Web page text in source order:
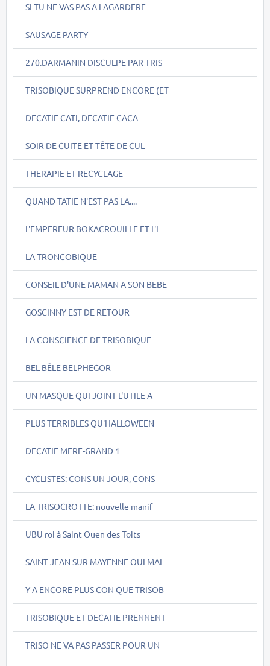
SI TU NE VAS PAS A LAGARDERE
SAUSAGE PARTY
270.DARMANIN DISCULPE PAR TRIS
TRISOBIQUE SURPREND ENCORE (ET
DECATIE CATI, DECATIE CACA
SOIR DE CUITE ET TÊTE DE CUL
THERAPIE ET RECYCLAGE
QUAND TATIE N'EST PAS LA....
L'EMPEREUR BOKACROUILLE ET L'I
LA TRONCOBIQUE
CONSEIL D'UNE MAMAN A SON BEBE
GOSCINNY EST DE RETOUR
LA CONSCIENCE DE TRISOBIQUE
BEL BÊLE BELPHEGOR
UN MASQUE QUI JOINT L'UTILE A
PLUS TERRIBLES QU'HALLOWEEN
DECATIE MERE-GRAND 1
CYCLISTES: CONS UN JOUR, CONS
LA TRISOCROTTE: nouvelle manif
UBU roi à Saint Ouen des Toits
SAINT JEAN SUR MAYENNE OUI MAI
Y A ENCORE PLUS CON QUE TRISOB
TRISOBIQUE ET DECATIE PRENNENT
TRISO NE VA PAS PASSER POUR UN